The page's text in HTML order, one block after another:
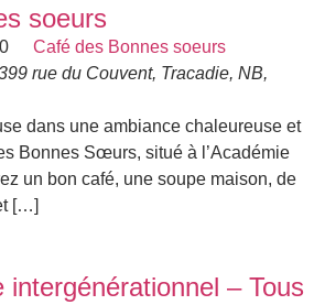
soeurs
Café des Bonnes soeurs
rue du Couvent, Tracadie, NB,
dans une ambiance chaleureuse et
Bonnes Sœurs, situé à l’Académie
un bon café, une soupe maison, de
[…]
intergénérationnel – Tous